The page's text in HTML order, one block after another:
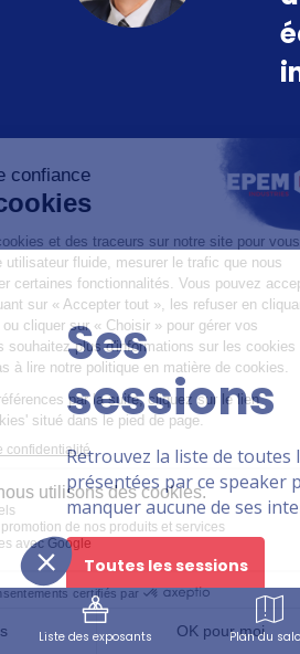
Ses
sessions
Retrouvez la liste de toutes
présentées par ce speaker
manquer aucune de ses
Toutes les sessions
Liste des exposants Plan du